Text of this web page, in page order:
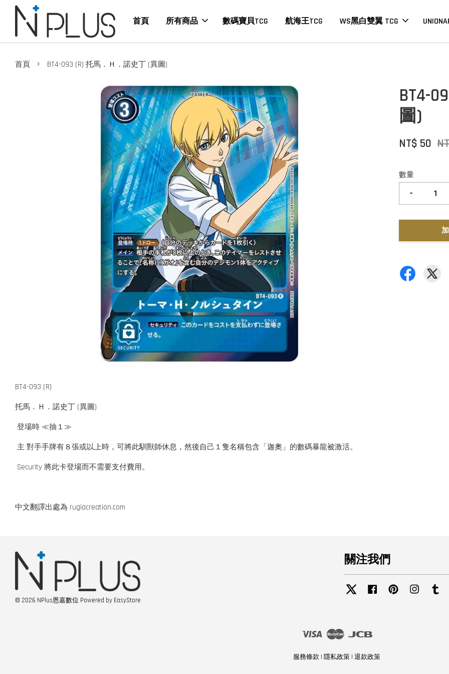
首頁 所有商品 數碼寶貝TCG 航海王TCG WS黑白雙翼 TCG
首頁 › BT4-093 (R) 托馬．Ｈ．諾史丁 (異圖)
BT4-
圖)
NT$ 50
數量
-
BT4-093 (R)
托馬．Ｈ．諾史丁 (異圖)
登場時 ≪抽１≫
主 對手手牌有８張或以上時，可將此馴獸師休息，然後自己１隻名稱包含「迦奧」的數碼暴龍被激活。
Security 將此卡登場而不需要支付費用。
中文翻譯出處為 rugiacreation.com
© 2026 NPlus恩嘉數位 Powered by EasyStore
關注我們
Twitter Facebook Pinterest Instagram
Visa Master
服務條款 | 隱私政策 | 退款政策